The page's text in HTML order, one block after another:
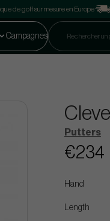
de golf sur mesure en Europe
Campagnes
Putters
€234
Hand
Length